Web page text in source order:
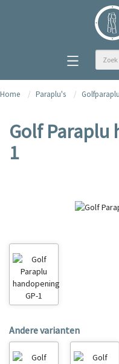
Home Paraplu's Golfparaplu
Golf Paraplu
1
Andere varianten